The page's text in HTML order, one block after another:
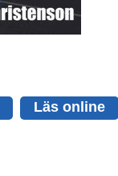
Läs online